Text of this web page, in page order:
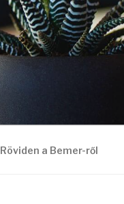
Röviden a Bemer-ről